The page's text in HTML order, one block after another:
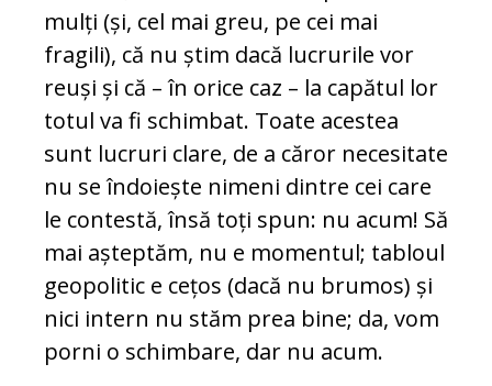
mulți (și, cel mai greu, pe cei mai
fragili), că nu știm dacă lucrurile vor
reuși și că – în orice caz – la capătul lor
totul va fi schimbat. Toate acestea
sunt lucruri clare, de a căror necesitate
nu se îndoiește nimeni dintre cei care
le contestă, însă toți spun: nu acum! Să
mai așteptăm, nu e momentul; tabloul
geopolitic e cețos (dacă nu brumos) și
nici intern nu stăm prea bine; da, vom
porni o schimbare, dar nu acum.